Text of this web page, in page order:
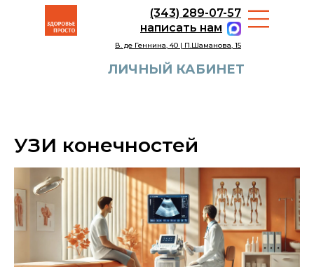
(343) 289-07-57
В. де Геннина, 40 | П.Шаманова, 15
написать нам
ЛИЧНЫЙ КАБИНЕТ
УЗИ конечностей